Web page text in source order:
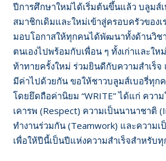
ปีการศึกษาใหม่ได้เริ่มต้นขึ้นแล้ว บลูมส์
สมาชิกเดิมและใหม่เข้าสู่ครอบครัวของ
มอบโอกาสให้ทุกคนได้พัฒนาทั้งด้านวิช
ตนเองไปพร้อมกับเพื่อน ๆ ทั้งเก่าและให
ท้าทายครั้งใหม่ ร่วมยินดีกับความสำเร็จ
มีค่าไปด้วยกัน ขอให้ชาวบลูมส์เบอรี่ทุก
โดยยึดถือค่านิยม “WRITE” ได้แก่ ควา
เคารพ (Respect) ความเป็นนานาชาติ
ทำงานร่วมกัน (Teamwork) และความเ
เพื่อให้ปีนี้เป็นปีแห่งความสำเร็จสำหรับ